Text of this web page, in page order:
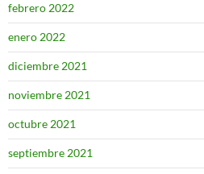
febrero 2022
enero 2022
diciembre 2021
noviembre 2021
octubre 2021
septiembre 2021